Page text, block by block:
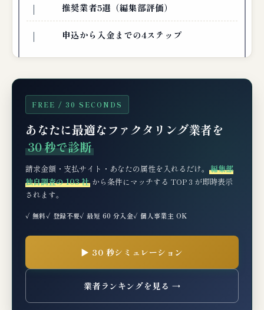
推奨業者5選（編集部評価）
申込から入金までの4ステップ
FREE / 30 SECONDS
あなたに最適なファクタリング業者を
30 秒で診断
請求金額・支払サイト・あなたの属性を入れるだけ。 編集部
独自調査の 103 社 から条件にマッチする TOP 3 が即時表示
されます。
✓ 無料✓ 登録不要✓ 最短 60 分入金✓ 個人事業主 OK
▶ 30 秒シミュレーション
業者ランキングを見る →